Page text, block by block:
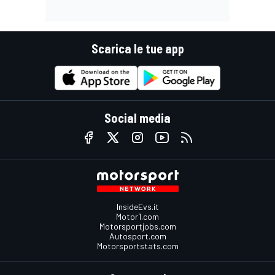
Scarica le tue app
Social media
InsideEvs.it
Motor1.com
Motorsportjobs.com
Autosport.com
Motorsportstats.com